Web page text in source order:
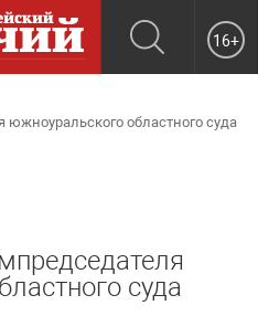
16+
областного суда
суда